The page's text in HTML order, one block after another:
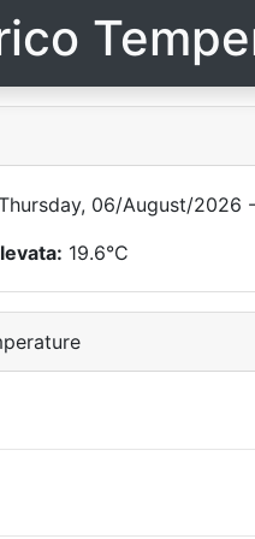
06/August/2026
19.6°C